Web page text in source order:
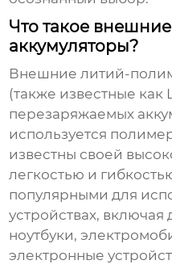
Что такое
аккумуляторы?
Внешние литий-
(также известные как
перезаряжаемых
используется
известны своей
легкостью и
популярными для
устройствах,
ноутбуки,
электронные